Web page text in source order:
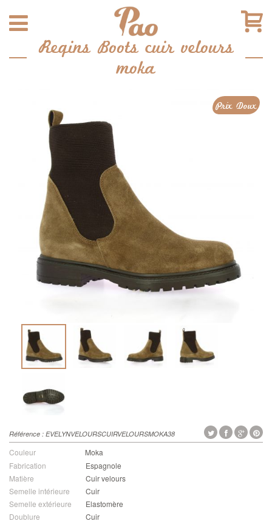
Reqins Boots cuir velours
moka
Prix Doux
Référence : EVELYNVELOURSCUIRVELOURSMOKA38
Couleur
Moka
Fabrication
Espagnole
Matière
Cuir velours
Semelle intérieure
Cuir
Semelle extérieure
Elastomère
Doublure
Cuir